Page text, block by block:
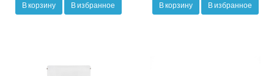
В корзину В избранное В корзину В избранное